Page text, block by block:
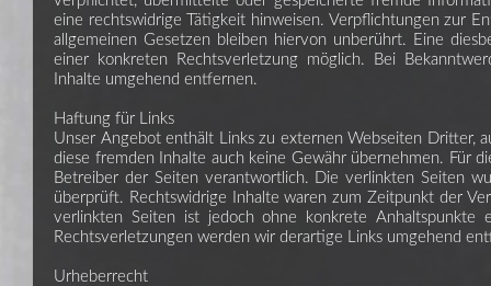
eine rechtswidrige Tätigkeit hinweisen. Verpflichtungen zur
allgemeinen Gesetzen bleiben hiervon unberührt. Eine
einer konkreten Rechtsverletzung möglich. Bei
Inhalte umgehend entfernen.
Haftung für Links
Unser Angebot enthält Links zu externen Webseiten Dritter,
diese fremden Inhalte auch keine Gewähr übernehmen. Für
Betreiber der Seiten verantwortlich. Die verlinkten Seiten
überprüft. Rechtswidrige Inhalte waren zum Zeitpunkt der
verlinkten Seiten ist jedoch ohne konkrete Anhaltspunkte
Rechtsverletzungen werden wir derartige Links umgehend
Urheberrecht